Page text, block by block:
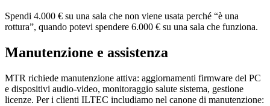
Spendi 4.000 € su una sala che non viene usata perché “è una
rottura”, quando potevi spendere 6.000 € su una sala che funziona.
Manutenzione e assistenza
MTR richiede manutenzione attiva: aggiornamenti firmware del PC
e dispositivi audio-video, monitoraggio salute sistema, gestione
licenze. Per i clienti ILTEC includiamo nel canone di manutenzione: